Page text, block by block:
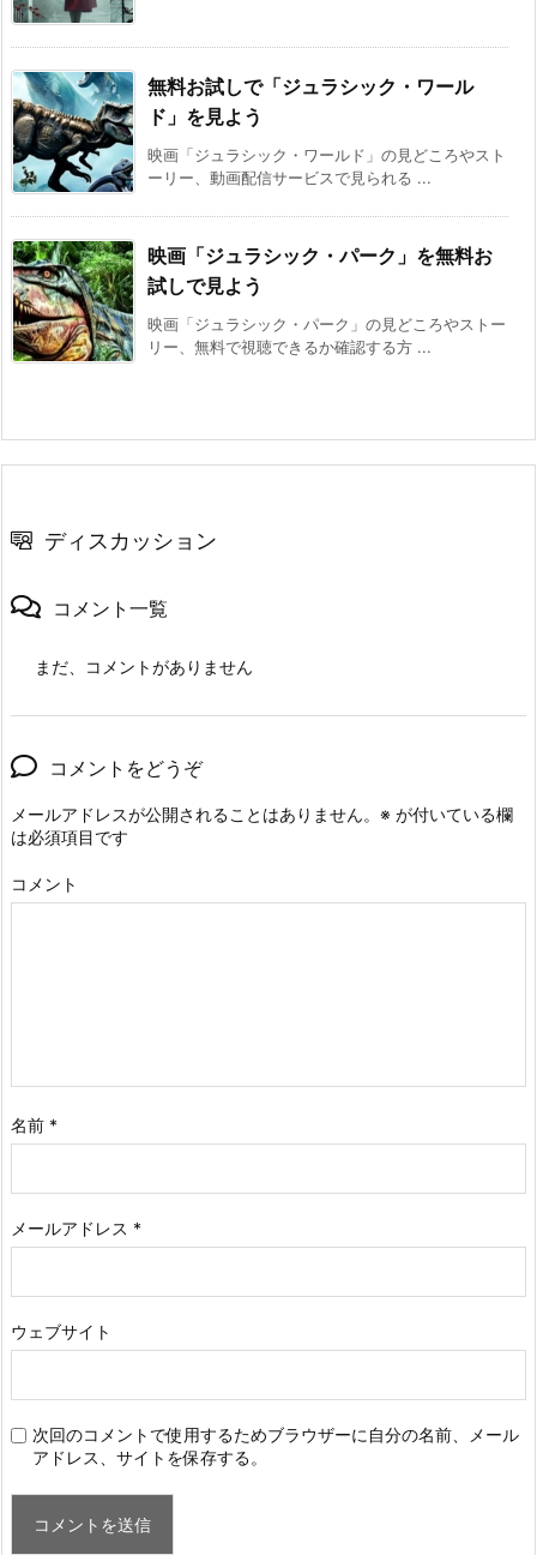
無料お試しで「ジュラシック・ワール
ド」を見よう
映画「ジュラシック・ワールド」の見どころやスト
ーリー、動画配信サービスで見られる ...
映画「ジュラシック・パーク」を無料お
試しで見よう
映画「ジュラシック・パーク」の見どころやストー
リー、無料で視聴できるか確認する方 ...
ディスカッション
コメント一覧
まだ、コメントがありません
コメントをどうぞ
メールアドレスが公開されることはありません。 ※ が付いている欄
は必須項目です
コメント
名前 *
メールアドレス *
ウェブサイト
次回のコメントで使用するためブラウザーに自分の名前、メール
アドレス、サイトを保存する。